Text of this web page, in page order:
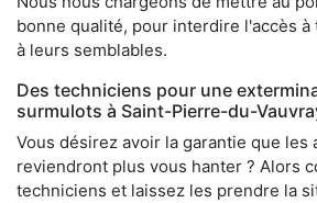
bonne qualité, pour interdire l'accès
à leurs semblables.
Des techniciens pour une
surmulots à Saint-Pierre-du-
Vous désirez avoir la garantie que les
reviendront plus vous hanter ? Alors
techniciens et laissez les prendre la